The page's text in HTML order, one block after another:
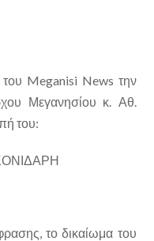
του Meganisi News την
Μεγανησίου κ. Αθ.
του:
το δικαίωμα του